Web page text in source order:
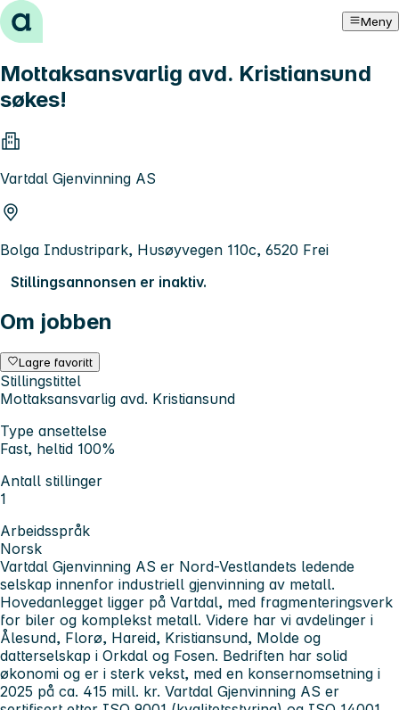
Hopp til innhold Meny
Mottaksansvarlig avd. Kristiansund
søkes!
Vartdal Gjenvinning AS
Bolga Industripark, Husøyvegen 110c, 6520 Frei
Stillingsannonsen er inaktiv.
Om jobben
Lagre favoritt
Stillingstittel
Mottaksansvarlig avd. Kristiansund
Type ansettelse
Fast, heltid 100%
Antall stillinger
1
Arbeidsspråk
Norsk
Vartdal Gjenvinning AS er Nord-Vestlandets ledende
selskap innenfor industriell gjenvinning av metall.
Hovedanlegget ligger på Vartdal, med fragmenteringsverk
for biler og komplekst metall. Videre har vi avdelinger i
Ålesund, Florø, Hareid, Kristiansund, Molde og
datterselskap i Orkdal og Fosen. Bedriften har solid
økonomi og er i sterk vekst, med en konsernomsetning i
2025 på ca. 415 mill. kr. Vartdal Gjenvinning AS er